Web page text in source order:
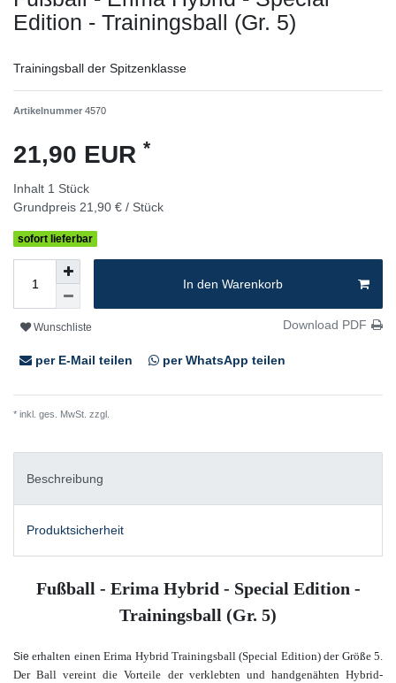
Edition - Trainingsball (Gr. 5)
Trainingsball der Spitzenklasse
Artikelnummer 4570
21,90 EUR *
Inhalt 1 Stück
Grundpreis 21,90 € / Stück
sofort lieferbar
In den Warenkorb
Wunschliste Download PDF
per E-Mail teilen per WhatsApp teilen
* inkl. ges. MwSt. zzgl.
Beschreibung
Produktsicherheit
Fußball - Erima Hybrid - Special Edition -
Trainingsball (Gr. 5)
Sieerhalten einen Erima Hybrid Trainingsball (Special Edition) der Größe 5.
Der Ball vereint die Vorteile der verklebten und handgenähten Hybrid-